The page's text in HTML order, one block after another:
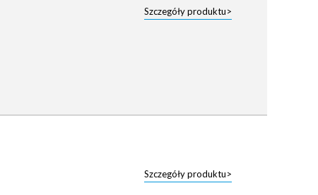
Szczegóły produktu>
Szczegóły produktu>